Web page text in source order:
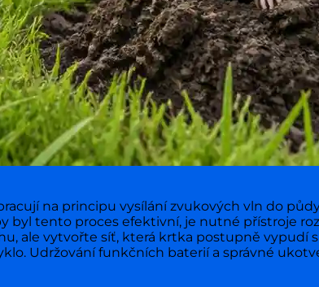
na principu vysílání zvukových vln do
byl tento proces efektivní, je nutné přístroje
ale vytvořte síť, která krtka postupně vypudí
Udržování funkčních baterií a správné